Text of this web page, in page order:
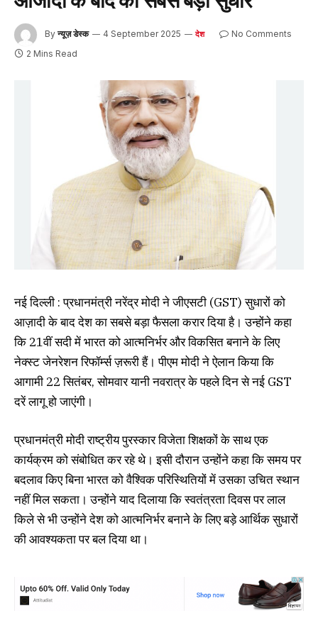
By न्यूज़ डेस्क 4 September 2025 देश
No Comments
2 Mins Read
नई दिल्ली : प्रधानमंत्री नरेंद्र मोदी ने जीएसटी (GST) सुधारों को
आज़ादी के बाद देश का सबसे बड़ा फैसला करार दिया है। उन्होंने कहा
कि 21वीं सदी में भारत को आत्मनिर्भर और विकसित बनाने के लिए
नेक्स्ट जेनरेशन रिफॉर्म्स ज़रूरी हैं। पीएम मोदी ने ऐलान किया कि
आगामी 22 सितंबर, सोमवार यानी नवरात्र के पहले दिन से नई GST
दरें लागू हो जाएंगी।
प्रधानमंत्री मोदी राष्ट्रीय पुरस्कार विजेता शिक्षकों के साथ एक
कार्यक्रम को संबोधित कर रहे थे। इसी दौरान उन्होंने कहा कि समय पर
बदलाव किए बिना भारत को वैश्विक परिस्थितियों में उसका उचित स्थान
नहीं मिल सकता। उन्होंने याद दिलाया कि स्वतंत्रता दिवस पर लाल
किले से भी उन्होंने देश को आत्मनिर्भर बनाने के लिए बड़े आर्थिक सुधारों
की आवश्यकता पर बल दिया था।